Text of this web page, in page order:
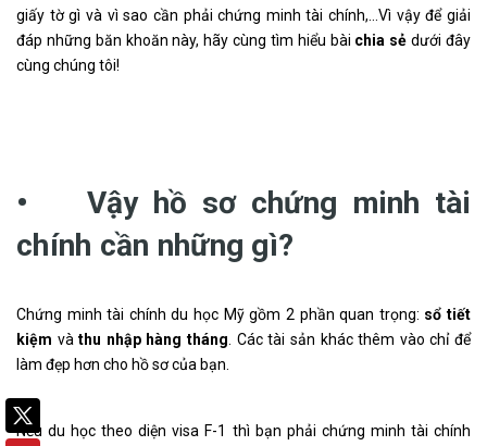
giấy tờ gì và vì sao cần phải chứng minh tài chính,…Vì vậy để giải
đáp những băn khoăn này, hãy cùng tìm hiểu bài chia sẻ dưới đây
cùng chúng tôi!
• Vậy hồ sơ chứng minh tài
chính cần những gì?
Chứng minh tài chính du học Mỹ gồm 2 phần quan trọng: sổ tiết
kiệm vàthu nhập hàng tháng . Các tài sản khác thêm vào chỉ để
làm đẹp hơn cho hồ sơ của bạn.
Nếu du học theo diện visa F-1 thì bạn phải chứng minh tài chính